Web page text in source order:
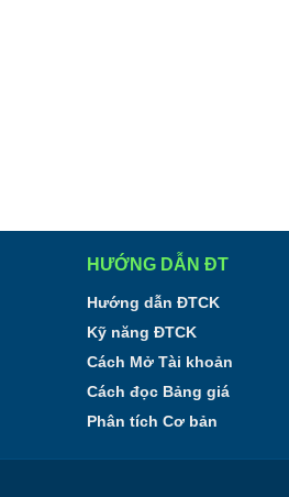
HƯỚNG DẪN ĐT
Hướng dẫn ĐTCK
Kỹ năng ĐTCK
Cách Mở Tài khoản
Cách đọc Bảng giá
Phân tích Cơ bản